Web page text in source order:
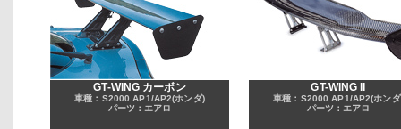
GT-WING カーボン
車種：S2000 AP1/AP2(ホンダ)
パーツ：エアロ
GT-WING II
車種：S2000 AP1/AP2(ホン
パーツ：エアロ